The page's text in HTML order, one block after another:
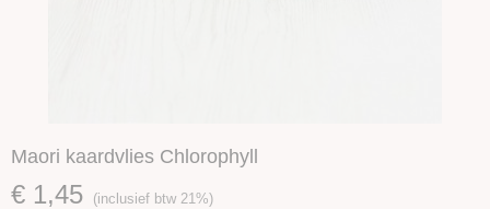
Maori kaardvlies Chlorophyll
€ 1,45 (inclusief btw 21%)